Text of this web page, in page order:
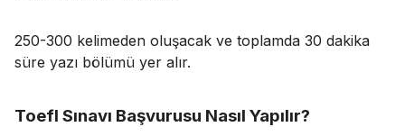
250-300 kelimeden oluşacak ve toplamda 30 dakika
süre yazı bölümü yer alır.
Toefl Sınavı Başvurusu Nasıl Yapılır?